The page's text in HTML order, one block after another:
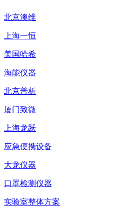
北京澳维
上海一恒
美国哈希
海能仪器
北京普析
厦门致微
上海龙跃
应急便携设备
大龙仪器
口罩检测仪器
实验室整体方案